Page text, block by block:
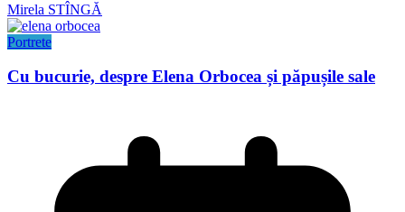
Mirela STÎNGĂ
Portrete
Cu bucurie, despre Elena Orbocea și păpușile sale